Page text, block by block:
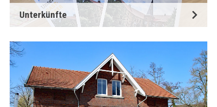
Unterkünfte